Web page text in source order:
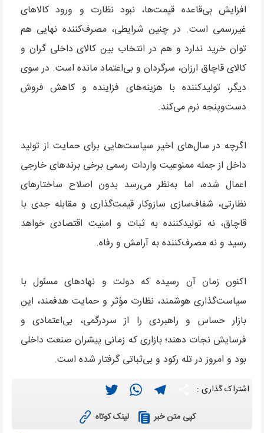
افزایش بی‌قاعده قیمت‌ها، نبود نظارت و ورود کالاهای
غیررسمی است. در چنین شرایطی، مصرف‌کننده نهایی هم
توان خرید ندارد و هم در انتخاب بین کالای داخلی گران و
کالای قاچاق ارزان، سرگردان و بی‌اعتماد مانده است. در سوی
دیگر، تولیدکننده با هزینه‌های فزاینده و کاهش فروش
دست‌وپنجه نرم می‌کند.
اگرچه در سال‌های اخیر سیاست‌هایی برای حمایت از تولید
داخل از جمله ممنوعیت واردات رسمی برخی برندهای خارجی
اعمال شده، اما به‌نظر می‌رسد بدون اصلاح ساختارهای
نظارتی، شفاف‌سازی سازوکار قیمت‌گذاری و مقابله جدی با
قاچاق، نه تولیدکننده به ثبات و امنیت اقتصادی خواهد
رسید و نه مصرف‌کننده به آرامش و رفاه.
اکنون زمان آن رسیده که دولت و نهادهای مسئول با
سیاست‌گذاری هوشمند، نظارت مؤثر و حمایت هدفمند، این
بازار حساس و راهبردی را از سردرگمی، بی‌اعتمادی و
فرسایش نجات دهند؛ بازاری که زمانی پیشران صنعت داخلی
بود و امروز در تله رکود و بی‌ثباتی گرفتار شده است.
اشتراک گذاری : Twitter
WhatsAppTelegram
کپی متن خبر لینک کوتاه